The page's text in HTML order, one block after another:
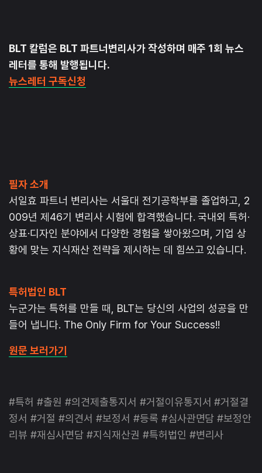
BLT 칼럼은 BLT 파트너변리사가 작성하며 매주 1회 뉴스
레터를 통해 발행됩니다.
뉴스레터 구독신청
필자 소개
서일효 파트너 변리사는 서울대 전기공학부를 졸업하고, 2
009년 제46기 변리사 시험에 합격했습니다. 국내외 특허·
상표·디자인 분야에서 다양한 경험을 쌓아왔으며, 기업 상
황에 맞는 지식재산 전략을 제시하는 데 힘쓰고 있습니다.
특허법인 BLT
누군가는 특허를 만들 때, BLT는 당신의 사업의 성공을 만
들어 냅니다. The Only Firm for Your Success!!
원문 보러가기
#특허 #출원 #의견제출통지서 #거절이유통지서 #거절결
정서 #거절 #의견서 #보정서 #등록 #심사관면담 #보정안
리뷰 #재심사면담 #지식재산권 #특허법인 #변리사